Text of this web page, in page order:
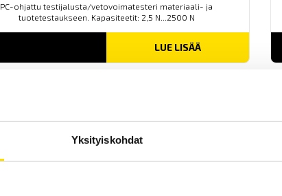
Yksityiskohdat
PC-ohjattu testijalusta/vetovoimatesteri materiaali- ja
tuotetestaukseen. Kapasiteetit: 2,5 N...2500 N
LUE LISÄÄ